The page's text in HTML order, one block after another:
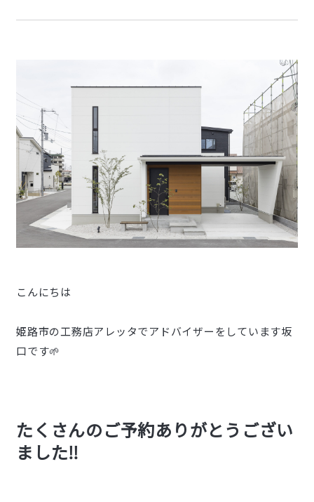
こんにちは
姫路市の工務店アレッタでアドバイザーをしています坂
口です🌱
たくさんのご予約ありがとうござい
ました‼